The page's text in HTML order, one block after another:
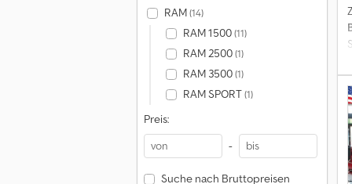
RAM(14)
RAM 1500(11)
RAM 2500(1)
RAM 3500(1)
RAM SPORT(1)
Preis:
-
Suche nach Bruttopreisen